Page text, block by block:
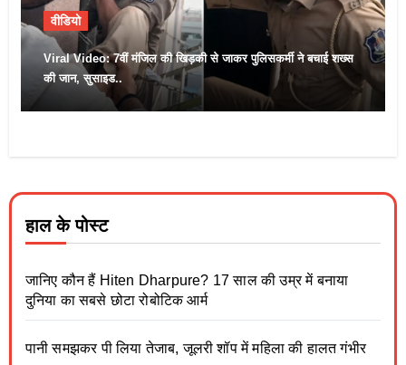
वीडियो
Viral Video: 7वीं मंजिल की खिड़की से जाकर पुलिसकर्मी ने बचाई शख्स
की जान, सुसाइड..
हाल के पोस्ट
जानिए कौन हैं Hiten Dharpure? 17 साल की उम्र में बनाया
दुनिया का सबसे छोटा रोबोटिक आर्म
पानी समझकर पी लिया तेजाब, जूलरी शॉप में महिला की हालत गंभीर